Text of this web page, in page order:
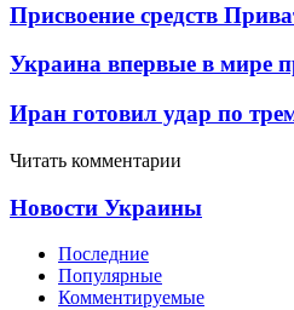
Присвоение средств
Украина впервые в мире
Иран готовил удар по
Читать комментарии
Новости Украины
Последние
Популярные
Комментируемые